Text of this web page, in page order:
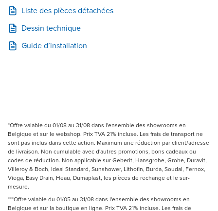
Liste des pièces détachées
Dessin technique
Guide d’installation
*Offre valable du 01/08 au 31/08 dans l'ensemble des showrooms en
Belgique et sur le webshop. Prix TVA 21% incluse. Les frais de transport ne
sont pas inclus dans cette action. Maximum une réduction par client/adresse
de livraison. Non cumulable avec d'autres promotions, bons cadeaux ou
codes de réduction. Non applicable sur Geberit, Hansgrohe, Grohe, Duravit,
Villeroy & Boch, Ideal Standard, Sunshower, Lithofin, Burda, Soudal, Fernox,
Viega, Easy Drain, Heau, Dumaplast, les pièces de rechange et le sur-
mesure.
***Offre valable du 01/05 au 31/08 dans l'ensemble des showrooms en
Belgique et sur la boutique en ligne. Prix TVA 21% incluse. Les frais de